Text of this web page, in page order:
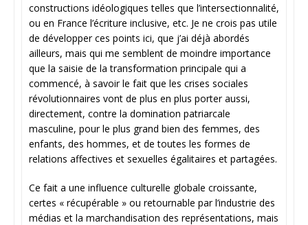
constructions idéologiques telles que l’intersectionnalité,
ou en France l’écriture inclusive, etc. Je ne crois pas utile
de développer ces points ici, que j’ai déjà abordés
ailleurs, mais qui me semblent de moindre importance
que la saisie de la transformation principale qui a
commencé, à savoir le fait que les crises sociales
révolutionnaires vont de plus en plus porter aussi,
directement, contre la domination patriarcale
masculine, pour le plus grand bien des femmes, des
enfants, des hommes, et de toutes les formes de
relations affectives et sexuelles égalitaires et partagées.
Ce fait a une influence culturelle globale croissante,
certes « récupérable » ou retournable par l’industrie des
médias et la marchandisation des représentations, mais